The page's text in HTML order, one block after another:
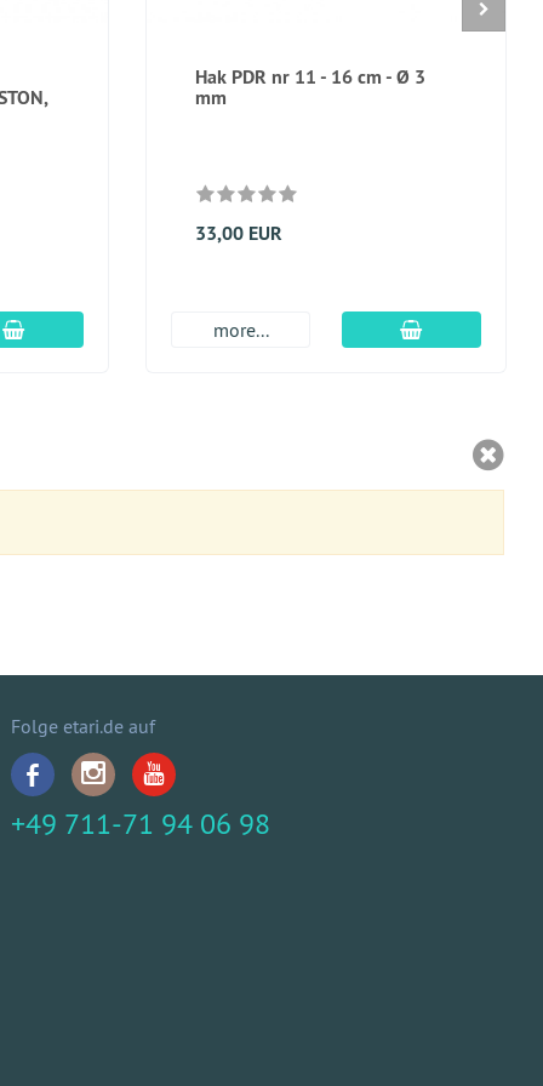
dodaj do koszyka
Hak PDR nr 11 - 16 cm - Ø 3
mm
33,00 EUR
more... dodaj do
Folge etari.de auf
+49 711-71 94 06 98